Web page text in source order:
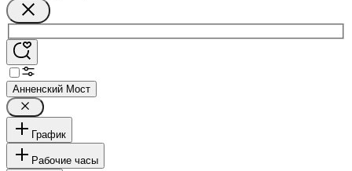
Анненский Мост
График
Рабочие часы